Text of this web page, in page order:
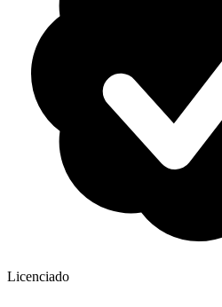
Licenciado